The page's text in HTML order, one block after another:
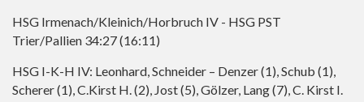
HSG Irmenach/Kleinich/Horbruch IV - HSG PST
Trier/Pallien 34:27 (16:11)
HSG I-K-H IV: Leonhard, Schneider – Denzer (1), Schub (1),
Scherer (1), C.Kirst H. (2), Jost (5), Gölzer, Lang (7), C. Kirst I.